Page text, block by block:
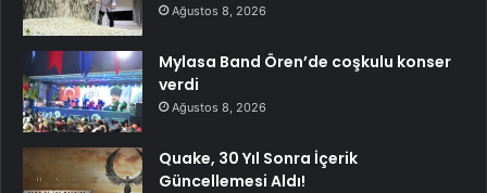
Ağustos 8, 2026
Mylasa Band Ören’de coşkulu konser
verdi
Ağustos 8, 2026
Quake, 30 Yıl Sonra İçerik
Güncellemesi Aldı!